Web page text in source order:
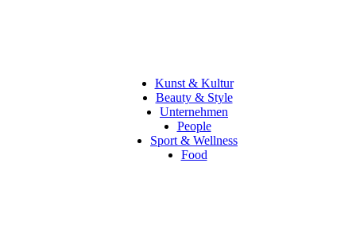
Kunst & Kultur
Beauty & Style
Unternehmen
People
Sport & Wellness
Food